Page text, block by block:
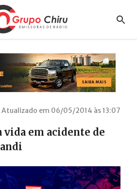
Atualizado em 06/05/2014 às 13:07
vida em acidente de